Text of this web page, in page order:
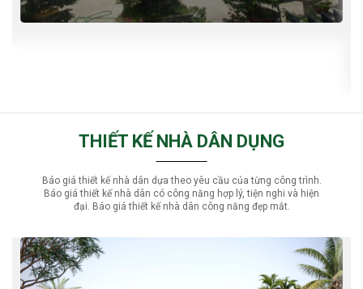
Nhà hàng bằng khung thép
THIẾT KẾ NHÀ DÂN DỤNG
Báo giá thiết kế nhà dân dựa theo yêu cầu của từng công trình.
Báo giá thiết kế nhà dân có công năng hợp lý, tiện nghi và hiện
đại. Báo giá thiết kế nhà dân công năng đẹp mắt.